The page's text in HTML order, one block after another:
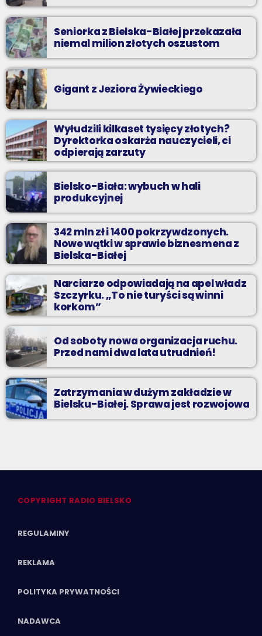
Seniorka z Bielska-Białej przekazała
niemal milion złotych oszustom
Gigant z Jeziora Żywieckiego
Wyłudzili kilkaset tysięcy złotych?
Dyrektorka oskarża nauczycieli, ci
odpierają zarzuty
Bielsko-Biała: wybuch w hali
produkcyjnej
342 mln zł i 1400 pokrzywdzonych.
Nowe wątki w sprawie biznesmena z
Bielska-Białej
Narciarze odpowiadają na apel władz
Szczyrku. „To nie turyści są winni
korkom”
Od soboty nowa organizacja ruchu.
Przed nami dwa lata utrudnień!
Zatrzymania w dużym zakładzie w
Bielsku-Białej. Sprawa jest rozwojowa
COPYRIGHT RADIO BIELSKO
REGULAMINY
REKLAMA
POLITYKA PRYWATNOŚCI
NADAWCA